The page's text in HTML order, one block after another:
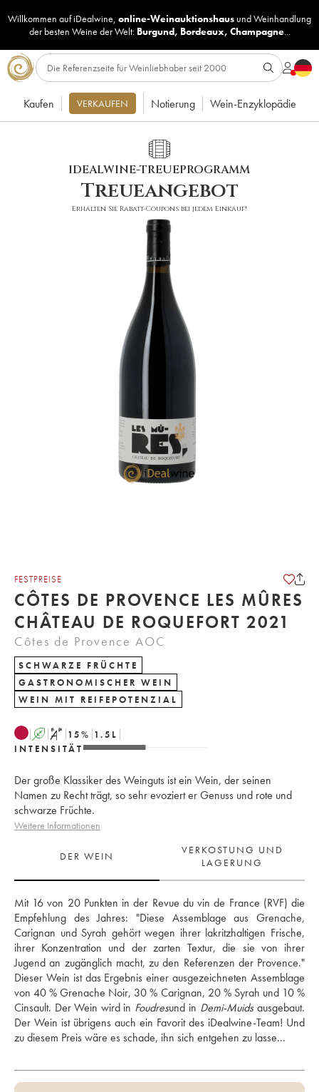
Willkommen auf iDealwine, online-Weinauktionshaus undWeinhandlung
der besten Weine der Welt: Burgund, Bordeaux, Champagne...
Kaufen VERKAUFEN Notierung Wein-Enzyklopädie
IDEALWINE-TREUEPROGRAMM
Treueangebot
Erhalten Sie Rabatt-Coupons bei jedem Einkauf!
FESTPREISE
CÔTES DE PROVENCE LES MÛRES
CHÂTEAU DE ROQUEFORT 2021
Côtes de Provence AOC
SCHWARZE FRÜCHTE
GASTRONOMISCHER WEIN
WEIN MIT REIFEPOTENZIAL
A S 15% 1.5 L
INTENSITÄT
Der große Klassiker des Weinguts ist ein Wein, der seinen
Namen zu Recht trägt, so sehr evoziert er Genuss und rote und
schwarze Früchte.
Weitere Informationen
DER WEIN
VERKOSTUNG UND
LAGERUNG
Mit 16 von 20 Punkten in der Revue du vin de France (RVF) die
Empfehlung des Jahres: "Diese Assemblage aus Grenache,
Carignan und Syrah gehört wegen ihrer lakritzhaltigen Frische,
ihrer Konzentration und der zarten Textur, die sie von ihrer
Jugend an zugänglich macht, zu den Referenzen der Provence."
Dieser Wein ist das Ergebnis einer ausgezeichneten Assemblage
von 40 % Grenache Noir, 30 % Carignan, 20 % Syrah und 10 %
Cinsault. Der Wein wird in Foudresund in Demi-Muids ausgebaut.
Der Wein ist übrigens auch ein Favorit des iDealwine-Team! Und
zu diesem Preis wäre es schade, ihn sich entgehen zu lasse...